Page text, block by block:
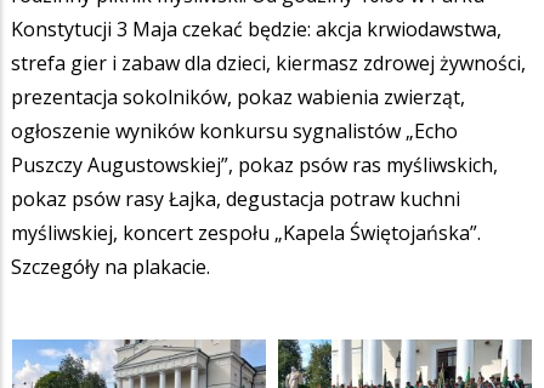
Konstytucji 3 Maja czekać będzie: akcja krwiodawstwa,
strefa gier i zabaw dla dzieci, kiermasz zdrowej żywności,
prezentacja sokolników, pokaz wabienia zwierząt,
ogłoszenie wyników konkursu sygnalistów „Echo
Puszczy Augustowskiej”, pokaz psów ras myśliwskich,
pokaz psów rasy Łajka, degustacja potraw kuchni
myśliwskiej, koncert zespołu „Kapela Świętojańska”.
Szczegóły na plakacie.